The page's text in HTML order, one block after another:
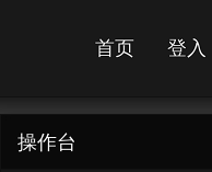
首页 登入
操作台